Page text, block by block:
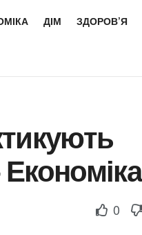
ДІМ ЗДОРОВ’Я
0